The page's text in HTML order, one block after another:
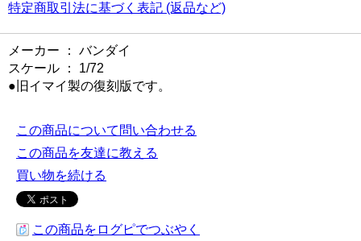
特定商取引法に基づく表記 (返品など)
メーカー ： バンダイ
スケール ： 1/72
●旧イマイ製の復刻版です。
この商品について問い合わせる
この商品を友達に教える
買い物を続ける
この商品をログピでつぶやく